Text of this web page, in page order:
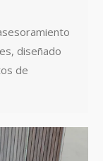
diseñado
de